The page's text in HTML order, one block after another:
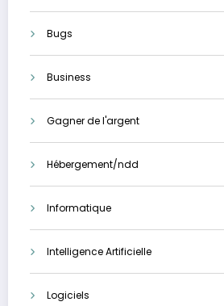
Bugs
Business
Gagner de l'argent
Hébergement/ndd
Informatique
Intelligence Artificielle
Logiciels